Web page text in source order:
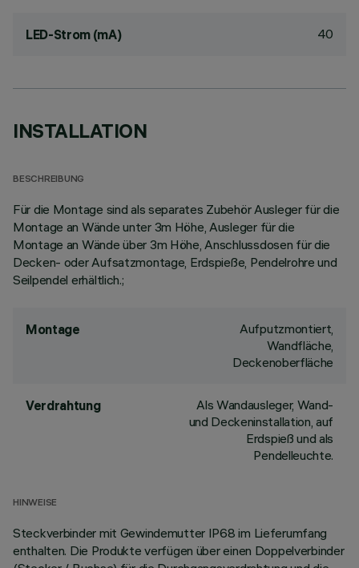
LED-Strom (mA) 40
INSTALLATION
BESCHREIBUNG
Für die Montage sind als separates Zubehör Ausleger für die
Montage an Wände unter 3m Höhe, Ausleger für die
Montage an Wände über 3m Höhe, Anschlussdosen für die
Decken- oder Aufsatzmontage, Erdspieße, Pendelrohre und
Seilpendel erhältlich.;
Montage
Aufputzmontiert,
Wandfläche,
Deckenoberfläche
Verdrahtung
Als Wandausleger, Wand-
und Deckeninstallation, auf
Erdspieß und als
Pendelleuchte.
HINWEISE
Steckverbinder mit Gewindemutter IP68 im Lieferumfang
enthalten. Die Produkte verfügen über einen Doppelverbinder